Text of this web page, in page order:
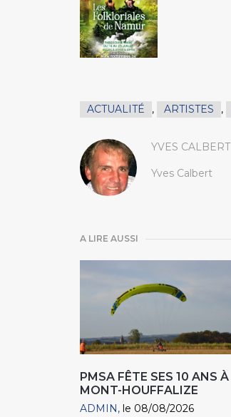
ACTUALITÉ , ARTISTES ,
YVES CALBERT
Yves Calbert
A LIRE AUSSI
PMSA FÊTE SES 10 ANS À
MONT-HOUFFALIZE
ADMIN le 08/08/2026